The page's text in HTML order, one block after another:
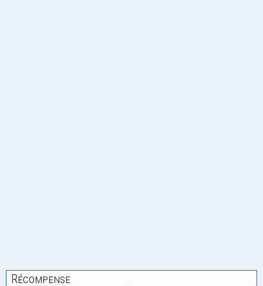
Récompense